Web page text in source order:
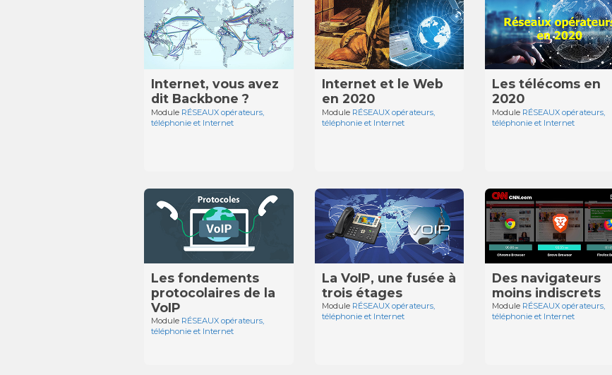
Internet, vous avez
dit Backbone ?
Module RÉSEAUX opérateurs,
téléphonie et Internet
Internet et le Web
en 2020
Module RÉSEAUX opérateurs,
téléphonie et Internet
Les télécoms en
2020
Module RÉSEAUX opérateurs,
téléphonie et Internet
Les fondements
protocolaires de la
VoIP
Module RÉSEAUX opérateurs,
téléphonie et Internet
La VoIP, une fusée à
trois étages
Module RÉSEAUX opérateurs,
téléphonie et Internet
Des navigateurs
moins indiscrets
Module RÉSEAUX opérateurs,
téléphonie et Internet